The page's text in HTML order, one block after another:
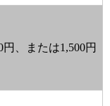
円、または1,500円